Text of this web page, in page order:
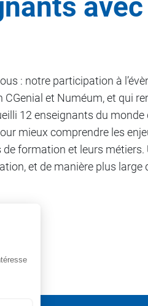
avec
: notre participation à
et Numéum, et qui
12 enseignants du monde
mieux comprendre les
de formation et leurs
et de manière plus